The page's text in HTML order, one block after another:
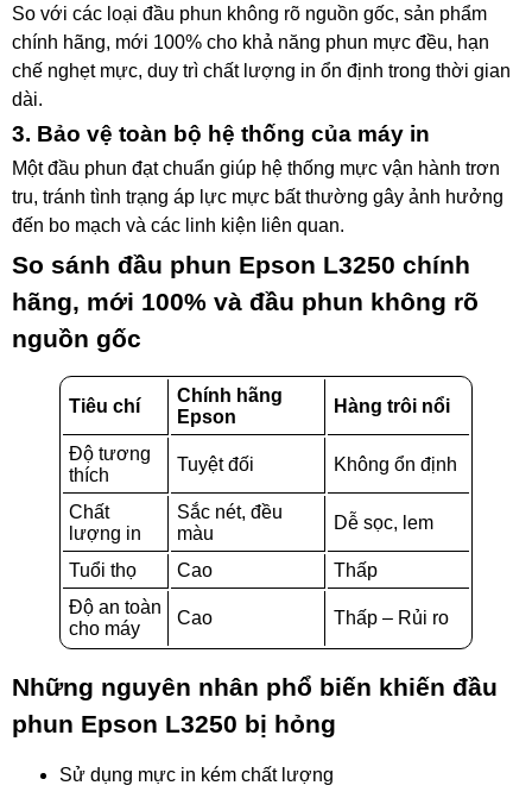
So với các loại đầu phun không rõ nguồn gốc, sản phẩm
chính hãng, mới 100% cho khả năng phun mực đều, hạn
chế nghẹt mực, duy trì chất lượng in ổn định trong thời gian
dài.
3. Bảo vệ toàn bộ hệ thống của máy in
Một đầu phun đạt chuẩn giúp hệ thống mực vận hành trơn
tru, tránh tình trạng áp lực mực bất thường gây ảnh hưởng
đến bo mạch và các linh kiện liên quan.
So sánh đầu phun Epson L3250 chính
hãng, mới 100% và đầu phun không rõ
nguồn gốc
Tiêu chí
Chính hãng
Epson
Hàng trôi nổi
Độ tương
thích
Tuyệt đối Không ổn định
Chất
lượng in
Sắc nét, đều
màu
Dễ sọc, lem
Tuổi thọ Cao
Thấp
Độ an toàn
cho máy
Cao Thấp – Rủi ro
Những nguyên nhân phổ biến khiến đầu
phun Epson L3250 bị hỏng
Sử dụng mực in kém chất lượng